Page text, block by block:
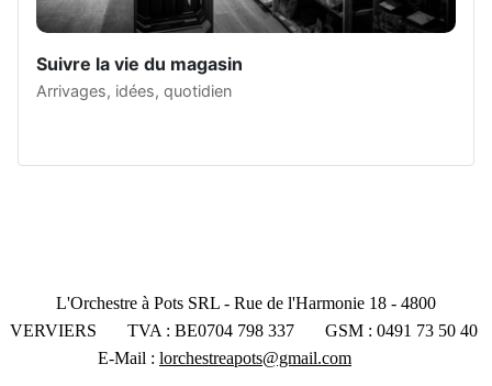
Suivre la vie du magasin
Arrivages, idées, quotidien
L'Orchestre à Pots SRL - Rue de l'Harmonie 18 - 4800
VERVIERS TVA : BE0704 798 337 GSM : 0491 73 50 40
E-Mail : lorchestreapots@gmail.com